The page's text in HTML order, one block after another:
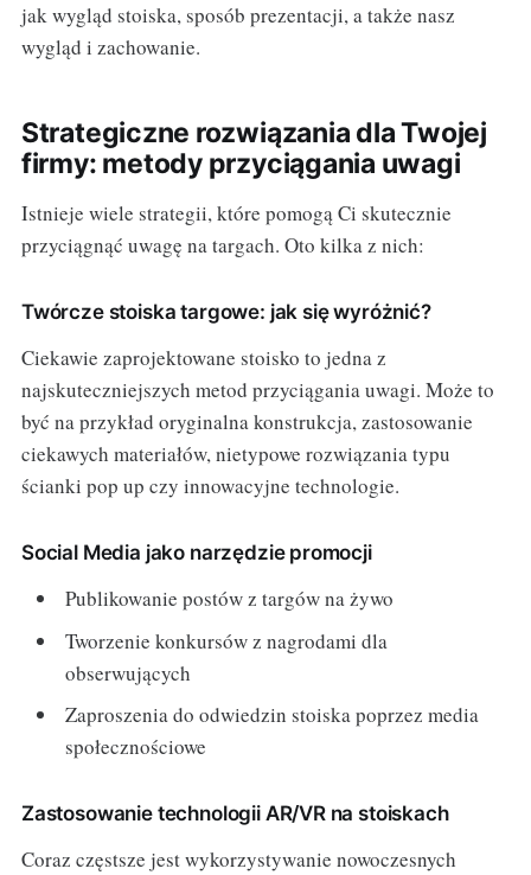
jak wygląd stoiska, sposób prezentacji, a także nasz
wygląd i zachowanie.
Strategiczne rozwiązania dla Twojej
firmy: metody przyciągania uwagi
Istnieje wiele strategii, które pomogą Ci skutecznie
przyciągnąć uwagę na targach. Oto kilka z nich:
Twórcze stoiska targowe: jak się wyróżnić?
Ciekawie zaprojektowane stoisko to jedna z
najskuteczniejszych metod przyciągania uwagi. Może to
być na przykład oryginalna konstrukcja, zastosowanie
ciekawych materiałów, nietypowe rozwiązania typu
ścianki pop up czy innowacyjne technologie.
Social Media jako narzędzie promocji
Publikowanie postów z targów na żywo
Tworzenie konkursów z nagrodami dla
obserwujących
Zaproszenia do odwiedzin stoiska poprzez media
społecznościowe
Zastosowanie technologii AR/VR na stoiskach
Coraz częstsze jest wykorzystywanie nowoczesnych